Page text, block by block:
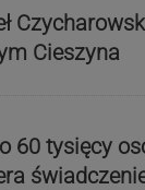
Cieszyna
60 tysięcy